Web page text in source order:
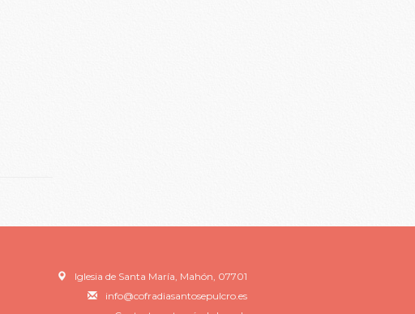
Iglesia de Santa María, Mahón, 07701
info@cofradiasantosepulcro.es